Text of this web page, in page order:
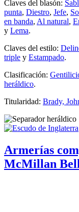
Claves del blasón:
punta, Diestro, Jefe,
en banda, Al natural,
y Lema.
Claves del estilo:
triple y Estampado.
Clasificación:
heráldico.
Titularidad: Brady,
Armerías
McMillan